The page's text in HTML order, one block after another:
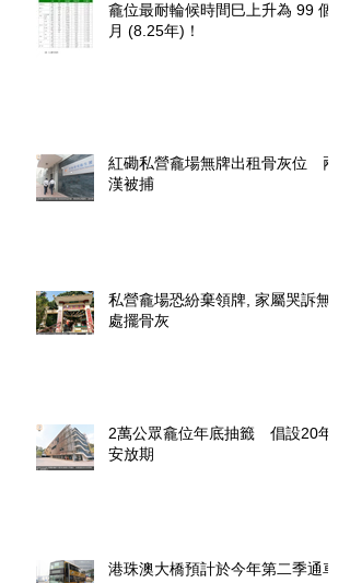
龕位最耐輪候時間巳上升為 99 個
月 (8.25年)！
紅磡私營龕場無牌出租骨灰位 兩
漢被捕
私營龕場恐紛棄領牌, 家屬哭訴無
處擺骨灰
2萬公眾龕位年底抽籤 倡設20年
安放期
港珠澳大橋預計於今年第二季通車